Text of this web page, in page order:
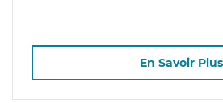
En Savoir Plus